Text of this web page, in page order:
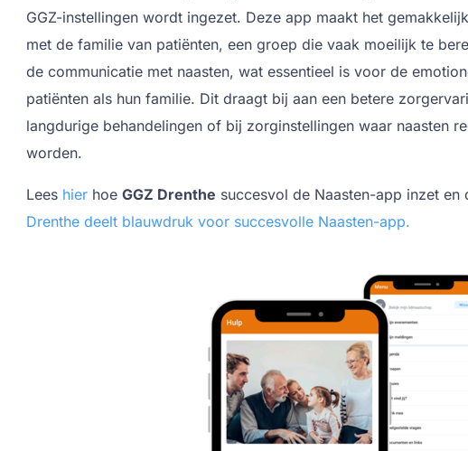
GGZ-instellingen wordt ingezet. Deze app maakt het
met de familie van patiënten, een groep die vaak moeilijk te
de communicatie met naasten, wat essentieel is voor de
patiënten als hun familie. Dit draagt bij aan een betere
langdurige behandelingen of bij zorginstellingen waar naasten
worden.
Lees hierhoe GGZ Drenthe succesvol de Naasten-app inzet en
Drenthe deelt blauwdruk voor succesvolle Naasten-app.